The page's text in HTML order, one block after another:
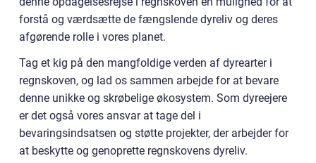
forstå og værdsætte de fængslende dyreliv og deres
afgørende rolle i vores planet.
Tag et kig på den mangfoldige verden af dyrearter i
regnskoven, og lad os sammen arbejde for at bevare
denne unikke og skrøbelige økosystem. Som dyreejere
er det også vores ansvar at tage del i
bevaringsindsatsen og støtte projekter, der arbejder for
at beskytte og genoprette regnskovens dyreliv.